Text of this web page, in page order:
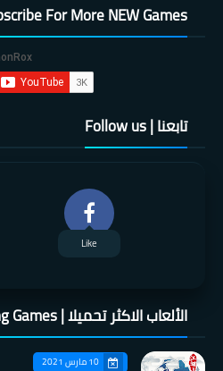
For More NEW Games
تابعنا | Follow us
Like
الألعاب الاكثر تحميلا | Trending Games
10 مارس 2021